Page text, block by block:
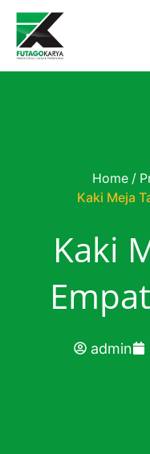
Skip to content
Home /
Kaki Meja
Kaki
admin